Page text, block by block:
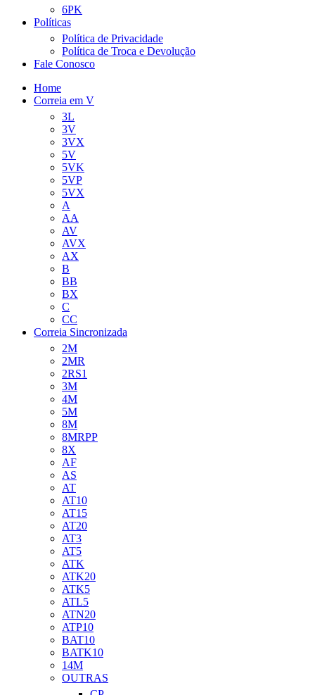
6PK
Políticas
Política de Privacidade
Política de Troca e Devolução
Fale Conosco
Home
Correia em V
3L
3V
3VX
5V
5VK
5VP
5VX
A
AA
AV
AVX
AX
B
BB
BX
C
CC
Correia Sincronizada
2M
2MR
2RS1
3M
4M
5M
8M
8MRPP
8X
AF
AS
AT
AT10
AT15
AT20
AT3
AT5
ATK
ATK20
ATK5
ATL5
ATN20
ATP10
BAT10
BATK10
14M
OUTRAS